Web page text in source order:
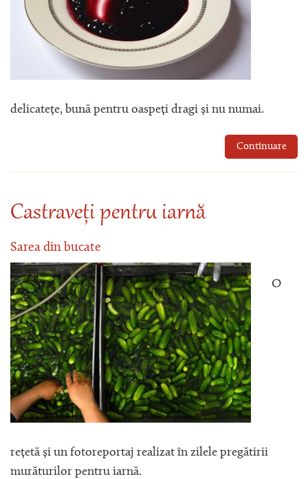
delicatețe, bună pentru oaspeți dragi și nu numai.
Continuare
Castraveți pentru iarnă
Sarea din bucate
O
rețetă și un fotoreportaj realizat în zilele pregătirii
murăturilor pentru iarnă.